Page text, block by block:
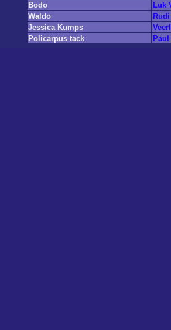
Bodo
Luk
Waldo
Jessica Kumps
Policarpus tack